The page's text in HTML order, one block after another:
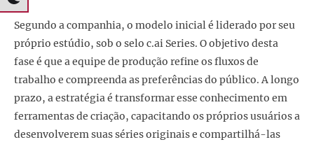
Segundo a companhia, o modelo inicial é liderado por seu
próprio estúdio, sob o selo c.ai Series. O objetivo desta
fase é que a equipe de produção refine os fluxos de
trabalho e compreenda as preferências do público. A longo
prazo, a estratégia é transformar esse conhecimento em
ferramentas de criação, capacitando os próprios usuários a
desenvolverem suas séries originais e compartilhá-las